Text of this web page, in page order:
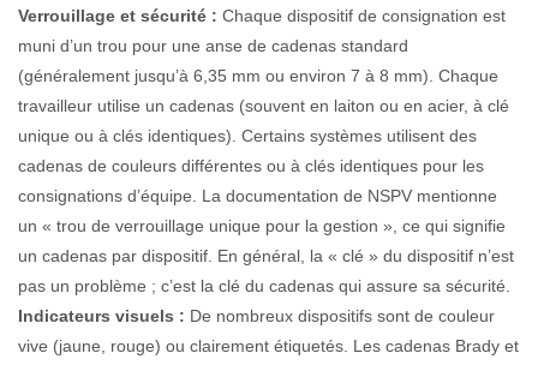
Verrouillage et sécurité : Chaque dispositif de consignation est
muni d’un trou pour une anse de cadenas standard
(généralement jusqu’à 6,35 mm ou environ 7 à 8 mm). Chaque
travailleur utilise un cadenas (souvent en laiton ou en acier, à clé
unique ou à clés identiques). Certains systèmes utilisent des
cadenas de couleurs différentes ou à clés identiques pour les
consignations d’équipe. La documentation de NSPV mentionne
un « trou de verrouillage unique pour la gestion », ce qui signifie
un cadenas par dispositif. En général, la « clé » du dispositif n’est
pas un problème ; c’est la clé du cadenas qui assure sa sécurité.
Indicateurs visuels : De nombreux dispositifs sont de couleur
vive (jaune, rouge) ou clairement étiquetés. Les cadenas Brady et